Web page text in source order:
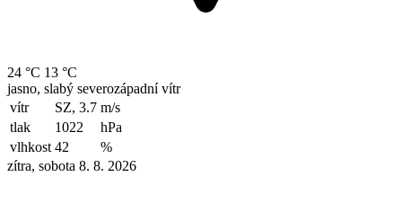
24 °C 13 °C
jasno, slabý severozápadní vítr
vítr
SZ, 3.7 m/s
tlak
1022
hPa
vlhkost 42
%
zítra, sobota 8. 8. 2026